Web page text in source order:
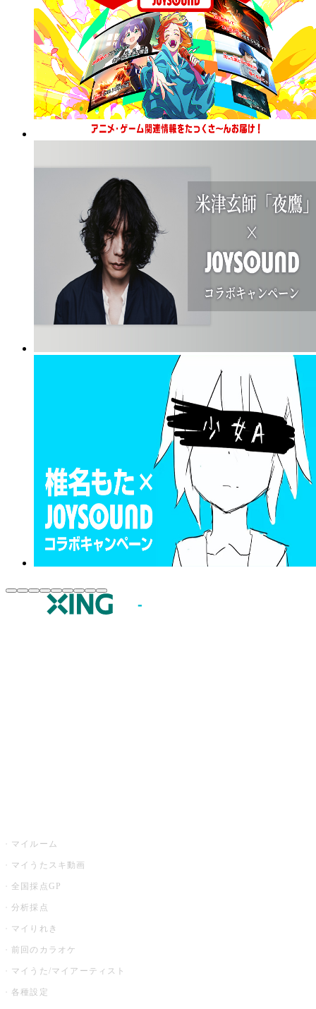
マイルーム
マイうたスキ動画
全国採点GP
分析採点
マイりれき
前回のカラオケ
マイうた/マイアーティスト
各種設定